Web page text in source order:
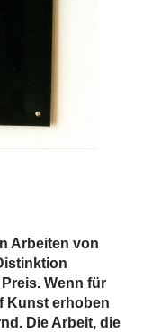
Arbeiten von
Wenn für
Kunst erhoben
Die Arbeit, die